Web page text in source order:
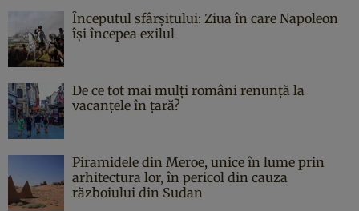
Începutul sfârşitului: Ziua în care Napoleon
îşi începea exilul
De ce tot mai mulți români renunță la
vacanțele în țară?
Piramidele din Meroe, unice în lume prin
arhitectura lor, în pericol din cauza
războiului din Sudan